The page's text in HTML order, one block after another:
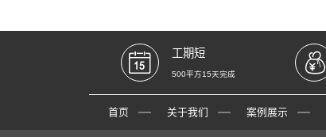
工期短
500平方15天完成
首页 关于我们 案例展示